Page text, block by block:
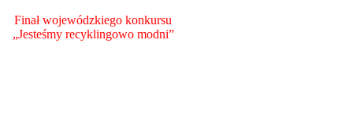
Finał wojewódzkiego konkursu
„Jesteśmy recyklingowo modni”